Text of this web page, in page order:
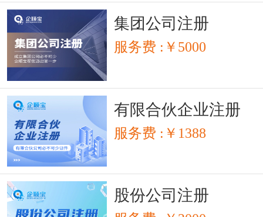
集团公司注册
服务费 :￥5000
有限合伙企业注册
服务费 :￥1388
股份公司注册